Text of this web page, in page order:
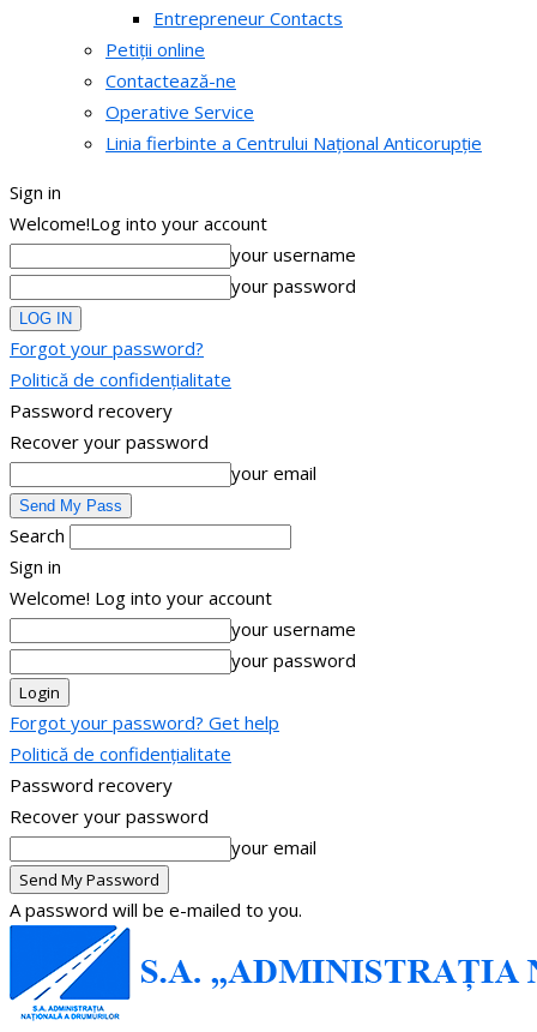
Entrepreneur Contacts
Petiții online
Contactează-ne
Operative Service
Linia fierbinte a Centrului Național Anticorupție
Sign in
Welcome!Log into your account
your username
your password
Forgot your password?
Politică de confidențialitate
Password recovery
Recover your password
your email
Search
Sign in
Welcome! Log into your account
your username
your password
Forgot your password? Get help
Politică de confidențialitate
Password recovery
Recover your password
your email
A password will be e-mailed to you.